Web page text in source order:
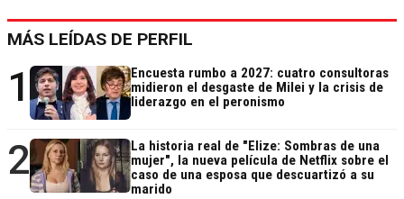
MÁS LEÍDAS DE PERFIL
1
Encuesta rumbo a 2027: cuatro consultoras
midieron el desgaste de Milei y la crisis de
liderazgo en el peronismo
2
La historia real de "Elize: Sombras de una
mujer", la nueva película de Netflix sobre el
caso de una esposa que descuartizó a su
marido